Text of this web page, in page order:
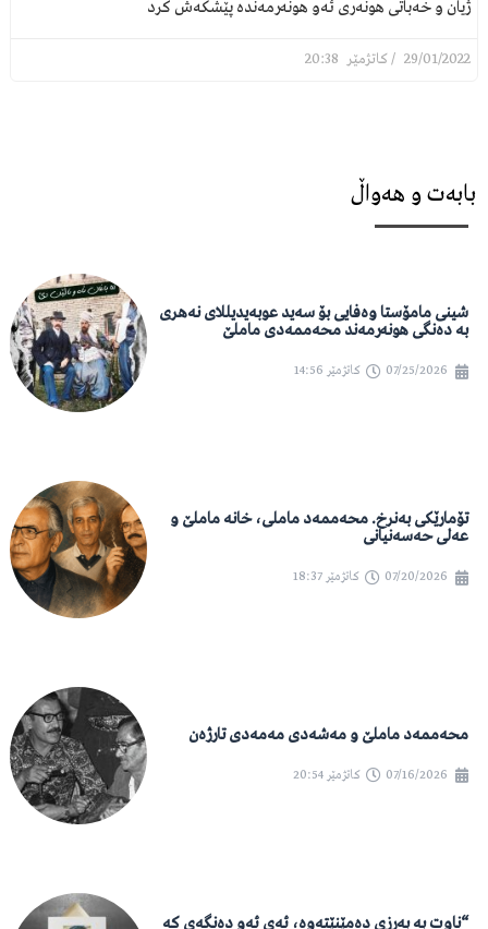
ژیان و خەباتی هونەری ئەو هونەرمەندە پێشکەش کرد
29/01/2022
بابەت و هەواڵ
شینی مامۆستا وەفایی بۆ سەید عوبەیدیللای نەهری
بە دەنگی هونەرمەند محەممەدی ماملێ
07/25/2026 کاتژمێر 14:56
تۆمارێکی بەنرخ. محەممەد ماملی، خانە ماملێ و
عەلی حەسەنیانی
07/20/2026 کاتژمێر 18:37
محەممەد ماملێ و مەشەدی مەمەدی تارژەن
07/16/2026 کاتژمێر 20:54
“ناوت بە بەرزی دەمێنێتەوە، ئەی ئەو دەنگەی کە